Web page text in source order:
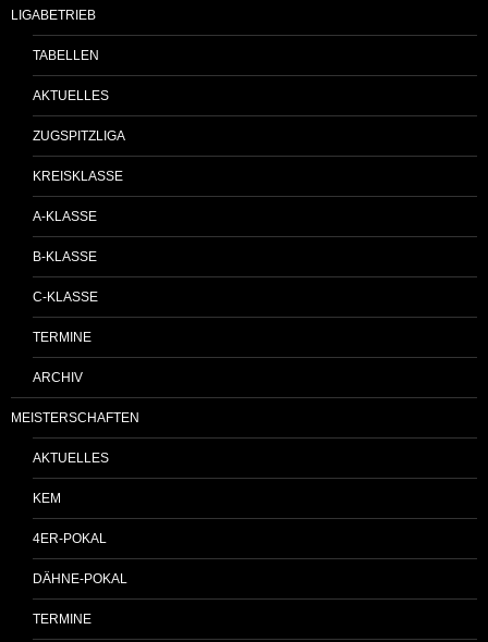
LIGABETRIEB
TABELLEN
AKTUELLES
ZUGSPITZLIGA
KREISKLASSE
A-KLASSE
B-KLASSE
C-KLASSE
TERMINE
ARCHIV
MEISTERSCHAFTEN
AKTUELLES
KEM
4ER-POKAL
DÄHNE-POKAL
TERMINE